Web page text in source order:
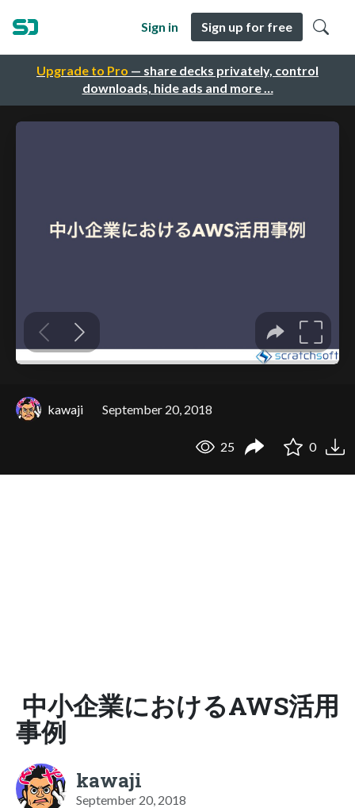
Upgrade to Pro — share decks privately, control
downloads, hide ads and more …
Sign in Sign up for free
kawaji September 20, 2018
25 0
中小企業におけるAWS活用
事例
kawaji
September 20, 2018